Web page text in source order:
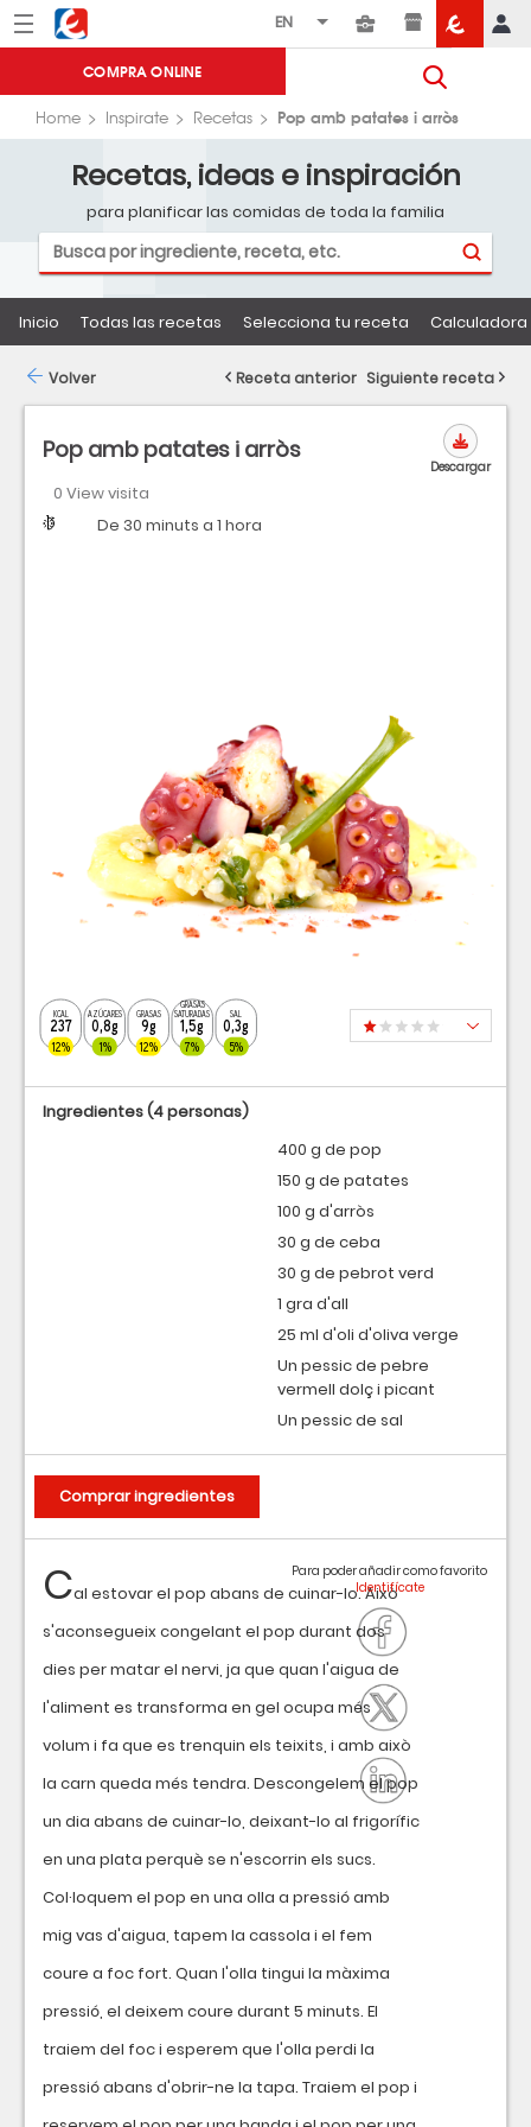
Menú Eroski
COMPRA ONLINE
Home Inspirate Recetas Pop amb patates i arròs
Recetas, ideas e inspiración
para planificar las comidas de toda la familia
Inicio Todas las recetas Selecciona tu receta
Pop amb patates i arròs
0 View visita
Dificultad
Tiempo De 30 minuts a 1 hora
Descargar
KCAL
237
12%
AZÚCARES
0,8g
1%
GRASAS
9g
12%
GRASAS
SATURADAS
1,5g
7%
SAL
0,3g
5%
Cal estovar el pop abans de cuinar-lo. Això
s'aconsegueix congelant el pop durant dos
dies per matar el nervi, ja que quan l'aigua de
l'aliment es transforma en gel ocupa més
volum i fa que es trenquin els teixits, i amb això
la carn queda més tendra. Descongelem el pop
un dia abans de cuinar-lo, deixant-lo al frigorífic
en una plata perquè se n'escorrin els sucs.
Col·loquem el pop en una olla a pressió amb
mig vas d'aigua, tapem la cassola i el fem
coure a foc fort. Quan l'olla tingui la màxima
pressió, el deixem coure durant 5 minuts. El
traiem del foc i esperem que l'olla perdi la
pressió abans d'obrir-ne la tapa. Traiem el pop i
Para poder añadir como favorito
Ingredientes(4 personas)
400 g de pop
150 g de patates
100 g d'arròs
30 g de ceba
30 g de pebrot verd
1 gra d'all
25 ml d'oli d'oliva verge
Un pessic de pebre
vermell dolç i picant
Un pessic de sal
Comprar ingredientes
Volver Receta anterior Siguiente receta